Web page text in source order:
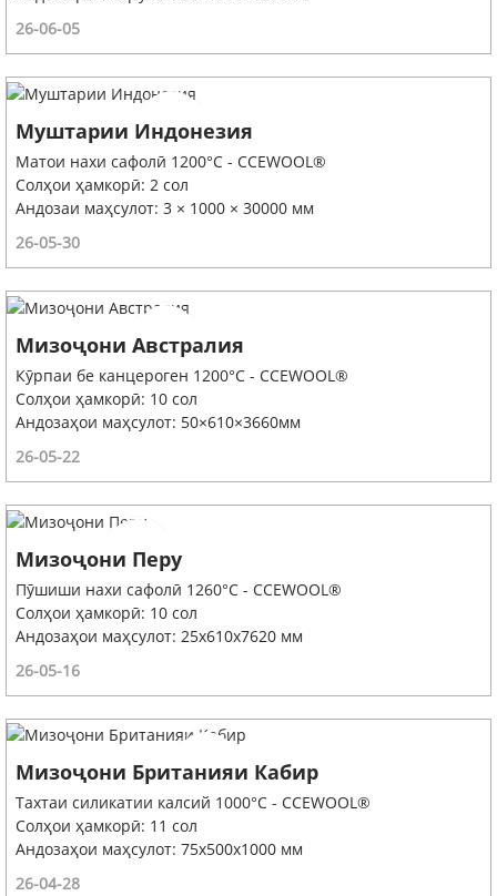
26-06-05
Муштарии Индонезия
Матои нахи сафолӣ 1200°C - CCEWOOL®
Солҳои ҳамкорӣ: 2 сол
Андозаи маҳсулот: 3 × 1000 × 30000 мм
26-05-30
Мизоҷони Австралия
Кӯрпаи бе канцероген 1200°C - CCEWOOL®
Солҳои ҳамкорӣ: 10 сол
Андозаҳои маҳсулот: 50×610×3660мм
26-05-22
Мизоҷони Перу
Пӯшиши нахи сафолӣ 1260°C - CCEWOOL®
Солҳои ҳамкорӣ: 10 сол
Андозаҳои маҳсулот: 25x610x7620 мм
26-05-16
Мизоҷони Британияи Кабир
Тахтаи силикатии калсий 1000°C - CCEWOOL®
Солҳои ҳамкорӣ: 11 сол
Андозаҳои маҳсулот: 75x500x1000 мм
26-04-28